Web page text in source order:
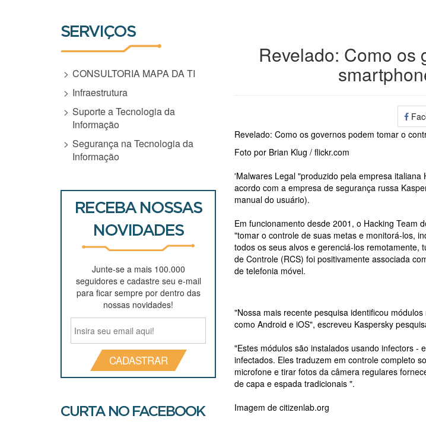
SERVIÇOS
CONSULTORIA MAPA DA TI
Infraestrutura
Suporte a Tecnologia da
Informação
Segurança na Tecnologia da
Informação
RECEBA NOSSAS
NOVIDADES
Junte-se a mais 100.000
seguidores e cadastre seu e-mail
para ficar sempre por dentro das
nossas novidades!
CADASTRAR
CURTA NO FACEBOOK
Revelado: Como os
Revelado: Como os governos podem tomar o
Foto por Brian Klug / flickr.com
'Malwares Legal "produzido pela empresa
acordo com a empresa de segurança russa
manual do usuário).
Em funcionamento desde 2001, o Hacking Team
"tomar o controle de suas metas e monitorá-los,
todos os seus alvos e gerenciá-los remotamente,
de Controle (RCS) foi positivamente associada
de telefonia móvel.
"Nossa mais recente pesquisa identificou
como Android e iOS", escreveu Kaspersky
"Estes módulos são instalados usando infectors -
infectados. Eles traduzem em controle completo
microfone e tirar fotos da câmera regulares
de capa e espada tradicionais ".
Imagem de citizenlab.org